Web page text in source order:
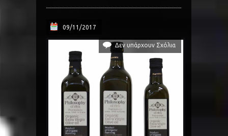
09/11/2017
Δεν υπάρχουν Σχόλια